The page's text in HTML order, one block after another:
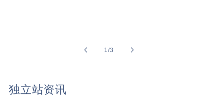
1/of
3
独立站资讯